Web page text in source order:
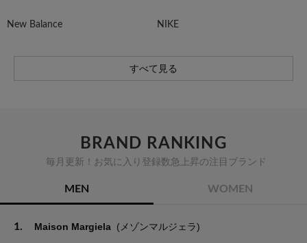
New Balance NIKE
すべて見る
BRAND RANKING
毎月更新！お気に入り登録数急上昇の注目ブランド
MEN WOMEN
1. Maison Margiela (メゾンマルジェラ)